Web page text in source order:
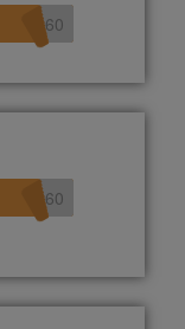
360
360